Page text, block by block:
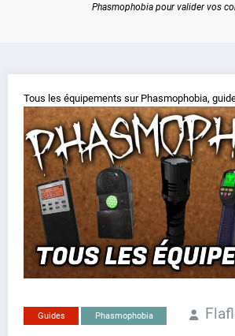
Phasmophobia pour valider vos
Tous les équipements sur Phasmophobia,
Guides Phasmophobia